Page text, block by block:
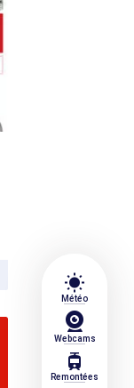
wb_sunny
Météo
Webcams
tram
Remontées